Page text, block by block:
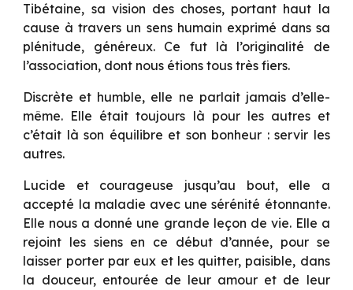
Tibétaine, sa vision des choses, portant haut la
cause à travers un sens humain exprimé dans sa
plénitude, généreux. Ce fut là l’originalité de
l’association, dont nous étions tous très fiers.
Discrète et humble, elle ne parlait jamais d’elle-
même. Elle était toujours là pour les autres et
c’était là son équilibre et son bonheur : servir les
autres.
Lucide et courageuse jusqu’au bout, elle a
accepté la maladie avec une sérénité étonnante.
Elle nous a donné une grande leçon de vie. Elle a
rejoint les siens en ce début d’année, pour se
laisser porter par eux et les quitter, paisible, dans
la douceur, entourée de leur amour et de leur